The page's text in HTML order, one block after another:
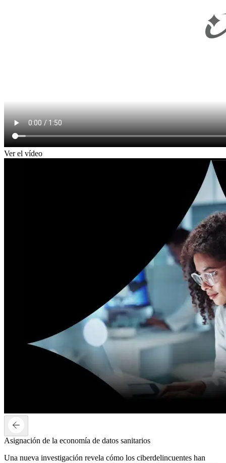
Ver el vídeo
Asignación de la economía de datos sanitarios
Una nueva investigación revela cómo los ciberdelincuentes han